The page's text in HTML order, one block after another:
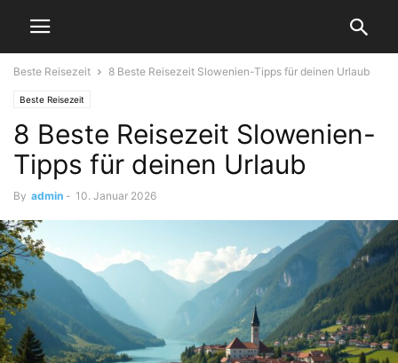
Beste Reisezeit 8 Beste Reisezeit Slowenien-Tipps für deinen Urlaub
Beste Reisezeit
8 Beste Reisezeit Slowenien-
Tipps für deinen Urlaub
By admin - 10. Januar 2026